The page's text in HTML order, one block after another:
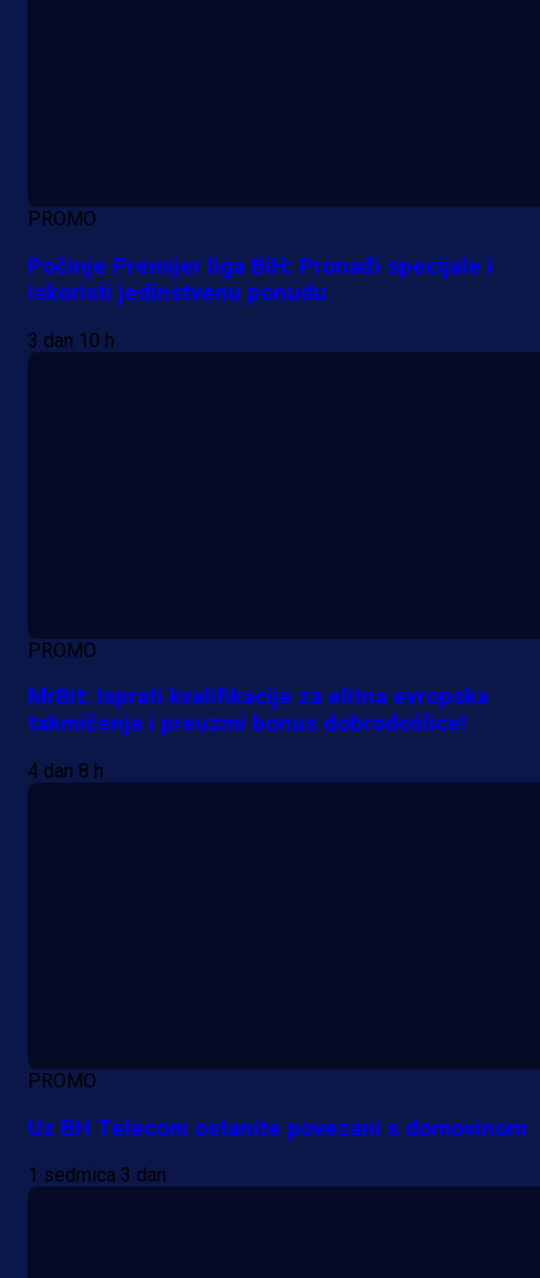
PROMO
Počinje Premijer liga BiH: Pronađi specijale i
iskoristi jedinstvenu ponudu
3 dan 10 h
PROMO
MrBit: Isprati kvalifikacije za elitna evropska
takmičenja i preuzmi bonus dobrodošlice!
4 dan 8 h
PROMO
Uz BH Telecom ostanite povezani s domovinom
1 sedmica 3 dan